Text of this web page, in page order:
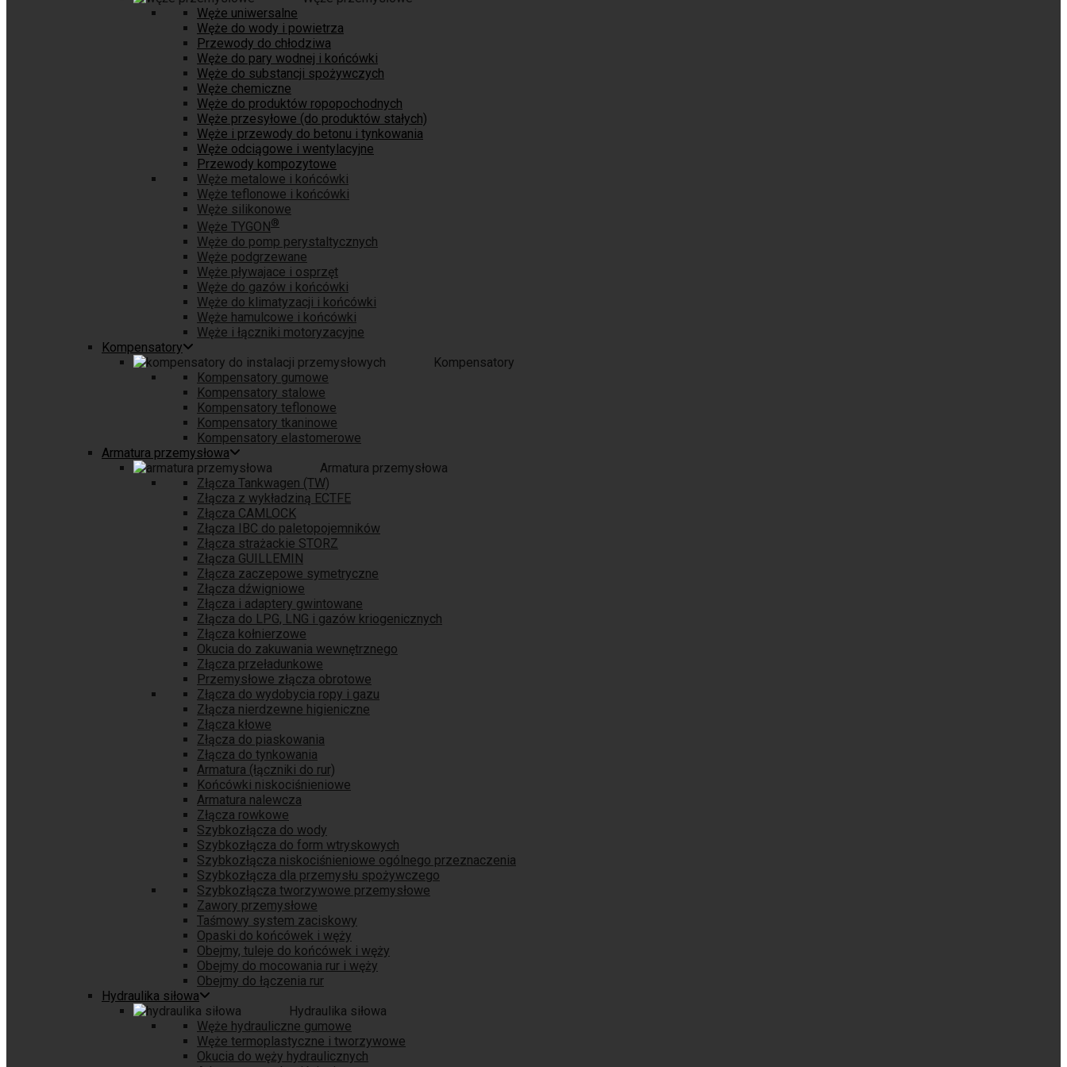
Węże uniwersalne
Węże do wody i powietrza
Przewody do chłodziwa
Węże do pary wodnej i końcówki
Węże do substancji spożywczych
Węże chemiczne
Węże do produktów ropopochodnych
Węże przesyłowe (do produktów stałych)
Węże i przewody do betonu i tynkowania
Węże odciągowe i wentylacyjne
Przewody kompozytowe
Węże metalowe i końcówki
Węże teflonowe i końcówki
Węże silikonowe
Węże TYGON®
Węże do pomp perystaltycznych
Węże podgrzewane
Węże pływajace i osprzęt
Węże do gazów i końcówki
Węże do klimatyzacji i końcówki
Węże hamulcowe i końcówki
Węże i łączniki motoryzacyjne
Kompensatory
Kompensatory
Kompensatory gumowe
Kompensatory stalowe
Kompensatory teflonowe
Kompensatory tkaninowe
Kompensatory elastomerowe
Armatura przemysłowa
Armatura przemysłowa
Złącza Tankwagen (TW)
Złącza z wykładziną ECTFE
Złącza CAMLOCK
Złącza IBC do paletopojemników
Złącza strażackie STORZ
Złącza GUILLEMIN
Złącza zaczepowe symetryczne
Złącza dźwigniowe
Złącza i adaptery gwintowane
Złącza do LPG, LNG i gazów kriogenicznych
Złącza kołnierzowe
Okucia do zakuwania wewnętrznego
Złącza przeładunkowe
Przemysłowe złącza obrotowe
Złącza do wydobycia ropy i gazu
Złącza nierdzewne higieniczne
Złącza kłowe
Złącza do piaskowania
Złącza do tynkowania
Armatura (łączniki do rur)
Końcówki niskociśnieniowe
Armatura nalewcza
Złącza rowkowe
Szybkozłącza do wody
Szybkozłącza do form wtryskowych
Szybkozłącza niskociśnieniowe ogólnego przeznaczenia
Szybkozłącza dla przemysłu spożywczego
Szybkozłącza tworzywowe przemysłowe
Zawory przemysłowe
Taśmowy system zaciskowy
Opaski do końcówek i węży
Obejmy, tuleje do końcówek i węży
Obejmy do mocowania rur i węży
Obejmy do łączenia rur
Hydraulika siłowa
Hydraulika siłowa
Węże hydrauliczne gumowe
Węże termoplastyczne i tworzywowe
Okucia do węży hydraulicznych